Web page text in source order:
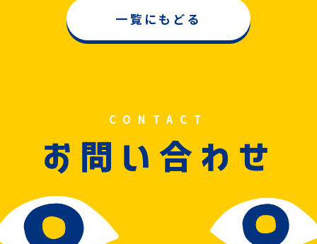
一覧にもどる
CONTACT
お 問 い 合 わせ